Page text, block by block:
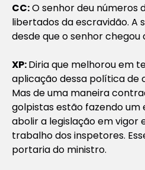
CC:O senhor deu números
libertados da escravidão. A
desde que o senhor chegou
XP:Diria que melhorou em
aplicação dessa política de
Mas de uma maneira
golpistas estão fazendo
abolir a legislação em vigor
trabalho dos inspetores.
portaria do ministro.